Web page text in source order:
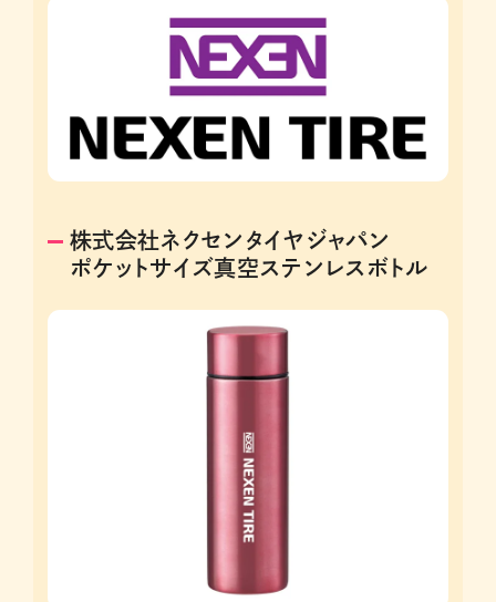
株式会社ネクセンタイヤジャパン
ポケットサイズ真空ステンレスボトル